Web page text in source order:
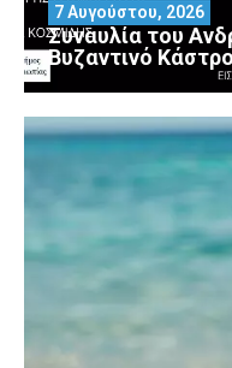
Συναυλία του
Βυζαντινό
7 Αυγούστου, 2026